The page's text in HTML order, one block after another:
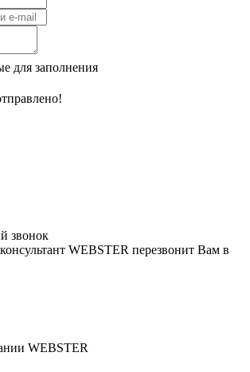
для заполнения
звонок
WEBSTER перезвонит Вам в
WEBSTER